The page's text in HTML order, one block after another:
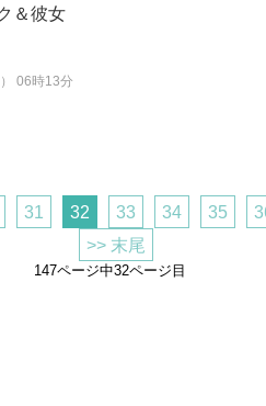
＆彼女
06時13分
31 32 33 34 35
>> 末尾
147ページ中32ページ目